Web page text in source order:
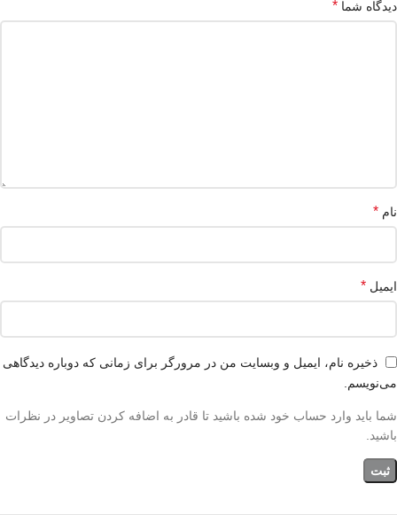
دیدگاه شما *
نام *
ایمیل *
ذخیره نام، ایمیل و وبسایت من در مرورگر برای زمانی که دوباره دیدگاهی
می‌نویسم.
شما باید وارد حساب خود شده باشید تا قادر به اضافه کردن تصاویر در نظرات
باشید.